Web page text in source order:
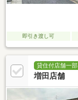
即引き渡し可
貸住付店舗一部
増田店舗